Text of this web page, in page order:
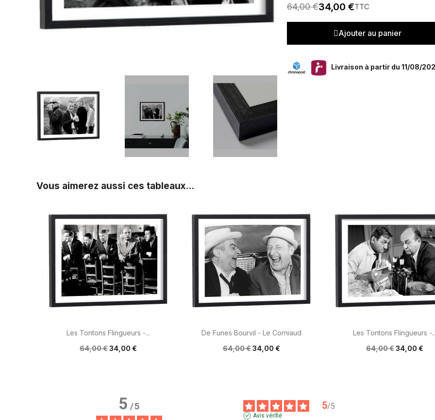
64,00 €34,00 €TTC
Ajouter au panier
Livraison à partir du 11/08/
Vous aimerez aussi ces tableaux...
Aperçu rapide
Les Tontons Flingueurs -...
64,00 €34,00 €
Aperçu rapide
De Funes Bourvil - Le Corniaud
64,00 €34,00 €
Aperçu rapide
Les Tontons Flingueurs -
64,00 €34,00 €
5/5 5/5
Avis vérifié